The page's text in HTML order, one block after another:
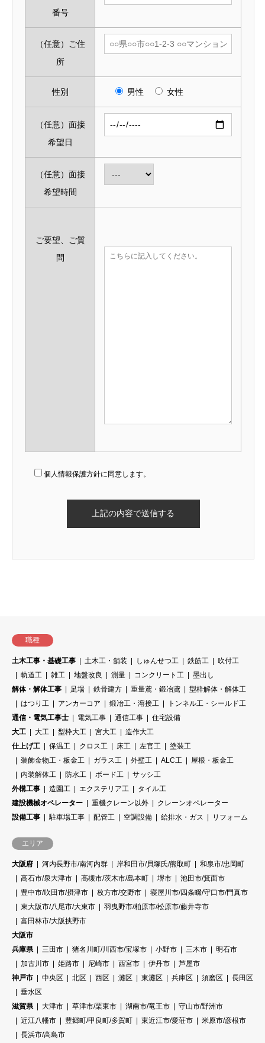
番号
（任意）
ご住
所
性別 男性 女性
（任意） 面接
希望日
（任意） 面接
希望時間
ご要望、ご質
問
個人情報保護方針に同意します。
職種
土木工事・基礎工事 土木工・舗装 しゅんせつ工 鉄筋工
吹付工
軌道工
雑工 地盤改良 測量 コンクリート工
墨出し
解体・解体工事
足場 鉄骨建方 重量鳶・鍛冶鳶
型枠解体・解体工
はつり工
アンカーコア 鍛冶工・溶接工
トンネル工・シールド工
通信・電気工事士
電気工事 通信工事
住宅設備
大工
大工 型枠大工 宮大工
造作大工
仕上げ工
保温工 クロス工 床工 左官工
塗装工
装飾金物工・板金工
ガラス工 外壁工 ALC工
屋根・板金工
内装解体工
防水工 ボード工
サッシ工
外構工事
造園工 エクステリア工
タイル工
建設機械オペレーター
重機クレーン以外
クレーンオペレーター
設備工事
駐車場工事 配管工 空調設備 給排水・ガス リフォーム
エリア
大阪府 河内長野市/南河内群 岸和田市/貝塚氏/熊取町
和泉市/忠岡町
高石市/泉大津市
高槻市/茨木市/島本町 堺市
池田市/箕面市
豊中市/吹田市/摂津市
枚方市/交野市
寝屋川市/四条畷/守口市/門真市
東大阪市/八尾市/大東市
羽曳野市/柏原市/松原市/藤井寺市
富田林市/大阪挟野市
大阪市
兵庫県
三田市 猪名川町/川西市/宝塚市 小野市 三木市
明石市
加古川市
姫路市 尼崎市 西宮市 伊丹市
芦屋市
神戸市
中央区 北区 西区 灘区 東灘区 兵庫区 須磨区
長田区
垂水区
滋賀県
大津市 草津市/栗東市 湖南市/竜王市
守山市/野洲市
近江八幡市
豊郷町/甲良町/多賀町 東近江市/愛荘市
米原市/彦根市
長浜市/高島市